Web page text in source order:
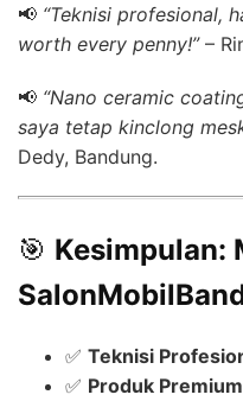
📢 “Teknisi profesional,
worth every penny!”–
📢 “Nano ceramic
saya tetap kinclong
Dedy, Bandung.
🎯 Kesimpulan:
✅ Teknisi
✅ Produk